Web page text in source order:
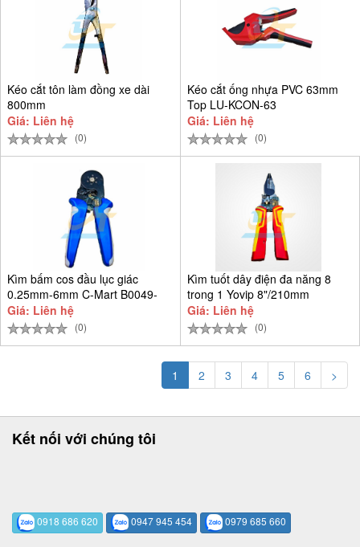
Kéo cắt tôn làm đồng xe dài
800mm
Giá: Liên hệ
(0)
Kéo cắt ống nhựa PVC 63mm
Top LU-KCON-63
Giá: Liên hệ
(0)
Kìm bấm cos đầu lục giác
0.25mm-6mm C-Mart B0049-
0604
Giá: Liên hệ
(0)
Kìm tuốt dây điện đa năng 8
trong 1 Yovip 8"/210mm
Giá: Liên hệ
(0)
1 2 3 4 5 6 >
Kết nối với chúng tôi
0918 686 620 0947 945 454 0979 685 660